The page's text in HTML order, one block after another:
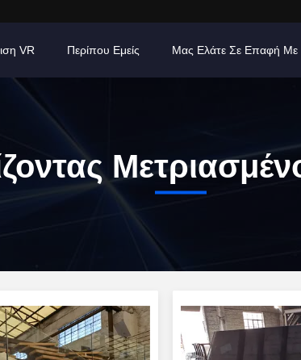
VR Περίπου Εμείς Μας Ελάτε Σε Επαφή Με